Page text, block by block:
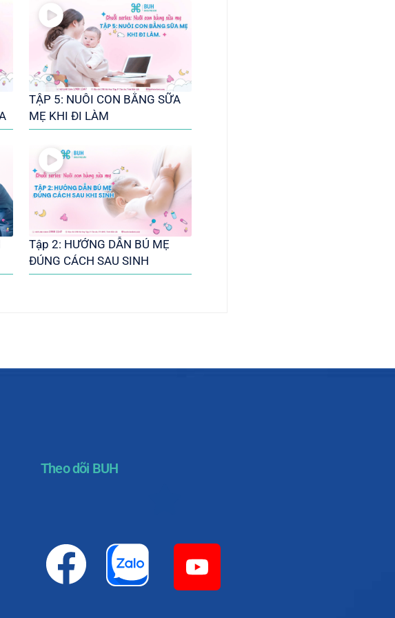
TẬP 5: NUÔI CON BẰNG SỮA
MẸ KHI ĐI LÀM
Tập 2: HƯỚNG DẪN BÚ MẸ
ĐÚNG CÁCH SAU SINH
Theo dõi BUH